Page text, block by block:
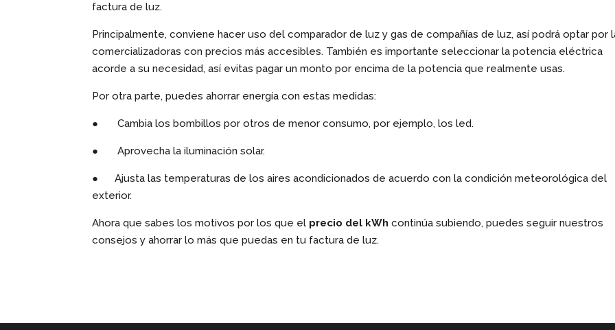
factura de luz.
Principalmente, conviene hacer uso del comparador de luz y gas de compañías de luz, así podrá optar por
comercializadoras con precios más accesibles. También es importante seleccionar la potencia eléctrica
acorde a su necesidad, así evitas pagar un monto por encima de la potencia que realmente usas.
Por otra parte, puedes ahorrar energía con estas medidas:
● Cambia los bombillos por otros de menor consumo, por ejemplo, los led.
● Aprovecha la iluminación solar.
● Ajusta las temperaturas de los aires acondicionados de acuerdo con la condición meteorológica del
exterior.
Ahora que sabes los motivos por los que el precio del kWh continúa subiendo, puedes seguir nuestros
consejos y ahorrar lo más que puedas en tu factura de luz.